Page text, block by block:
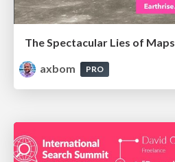
The Spectacular Lies of Maps
axbom
PRO